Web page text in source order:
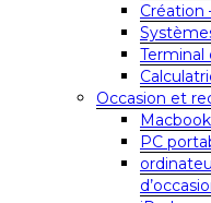
Création
Occasion et
PC